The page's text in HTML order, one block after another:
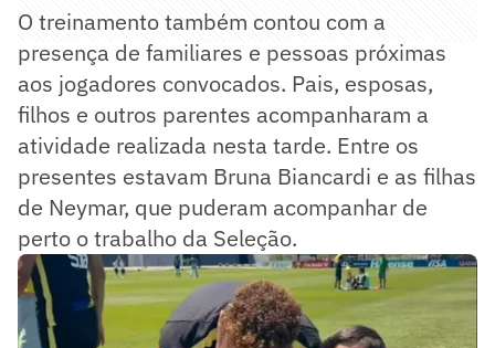
O treinamento também contou com a
presença de familiares e pessoas próximas
aos jogadores convocados. Pais, esposas,
filhos e outros parentes acompanharam a
atividade realizada nesta tarde. Entre os
presentes estavam Bruna Biancardi e as filhas
de Neymar, que puderam acompanhar de
perto o trabalho da Seleção.